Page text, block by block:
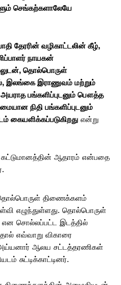
செங்கற்களாலேயே
தேரரின் வழிகாட்டலின் கீழ்,
நாயகன்
தொல்பொருள்
இலங்கை இராணுவம் மற்றும்
அயராத பங்களிப்புடனும் பௌத்த
நிதி பங்களிப்புடனும்
என்று
ஆதாரம் என்பதை
திணைக்களம்
எழுந்துள்ளது. தொல்பொருள்
சொல்லப்பட்ட இடத்தில்
எவ்வாறு விகாரை
ஆலய சட்டத்தரணிகள்
சுட்டிக்காட்டினர்.